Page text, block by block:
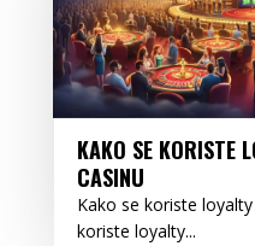
KAKO SE KORISTE
CASINU
Kako se koriste
koriste loyalty...